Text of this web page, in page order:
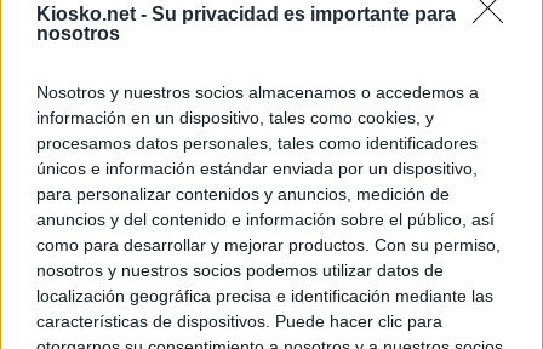
Kiosko.net - Su privacidad es importante para
nosotros
Nosotros y nuestros socios almacenamos o accedemos a
información en un dispositivo, tales como cookies, y
procesamos datos personales, tales como identificadores
únicos e información estándar enviada por un dispositivo,
para personalizar contenidos y anuncios, medición de
anuncios y del contenido e información sobre el público, así
como para desarrollar y mejorar productos. Con su permiso,
nosotros y nuestros socios podemos utilizar datos de
localización geográfica precisa e identificación mediante las
características de dispositivos. Puede hacer clic para